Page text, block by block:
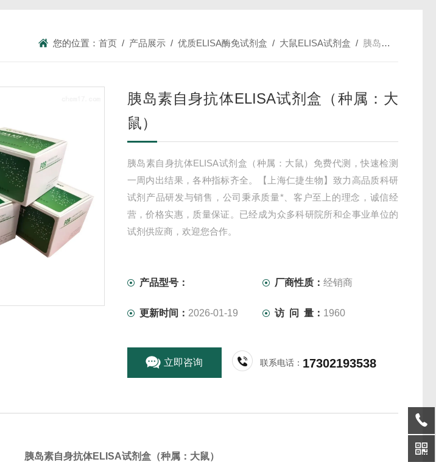
您的位置：首页 / 产品展示 /优质ELISA酶免试剂盒 / 大鼠ELISA试剂盒 / 胰岛素自身抗体ELISA试剂盒（种属：大鼠）
胰岛素自身抗体ELISA试剂盒（种属：大
鼠）
胰岛素自身抗体ELISA试剂盒（种属：大鼠）免费代测，快速检测
一周内出结果，各种指标齐全。【上海仁捷生物】致力高品质科研
试剂产品研发与销售，公司秉承质量*、客户至上的理念，诚信经
营，价格实惠，质量保证。已经成为众多科研院所和企事业单位的
试剂供应商，欢迎您合作。
产品型号： 厂商性质：经销商
更新时间： 2026-01-19 访 问 量： 1960
立即咨询 联系电话： 17302193538
胰岛素自身抗体ELISA试剂盒（种属：大鼠）